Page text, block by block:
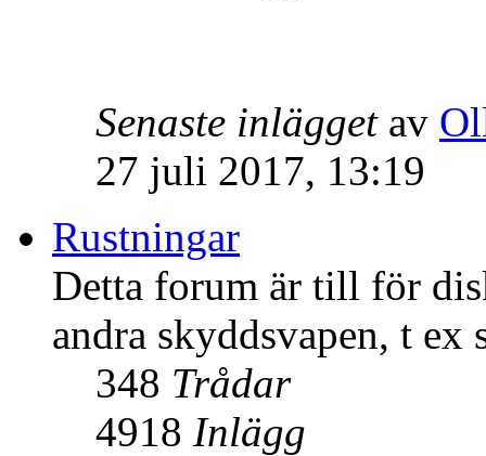
Senaste inläggetav
27 juli 2017, 13:19
Rustningar
Detta forum är till för
andra skyddsvapen, t ex
348 Trådar
4918 Inlägg